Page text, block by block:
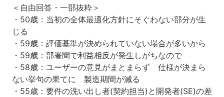
＜自由回答・一部抜粋＞
・50歳：当初の全体最適化方針にそぐわない部分が生
じる
・59歳：評価基準が決められていない場合が多いから
・59歳：部署間で利益相反が発生しがちなので
・58歳：ユーザーの意見がまとまらず 仕様が決まら
ない挙句の果てに 製造期間が減る
・55歳：要件の洗い出し者(契約担当)と開発者(SE)の差